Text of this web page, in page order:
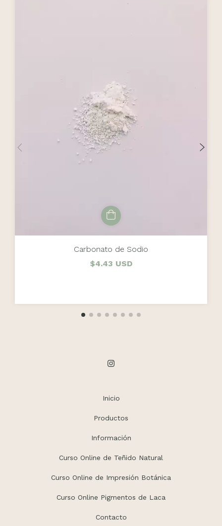
Carbonato de Sodio
$4.43 USD
Inicio
Productos
Información
Curso Online de Teñido Natural
Curso Online de Impresión Botánica
Curso Online Pigmentos de Laca
Contacto